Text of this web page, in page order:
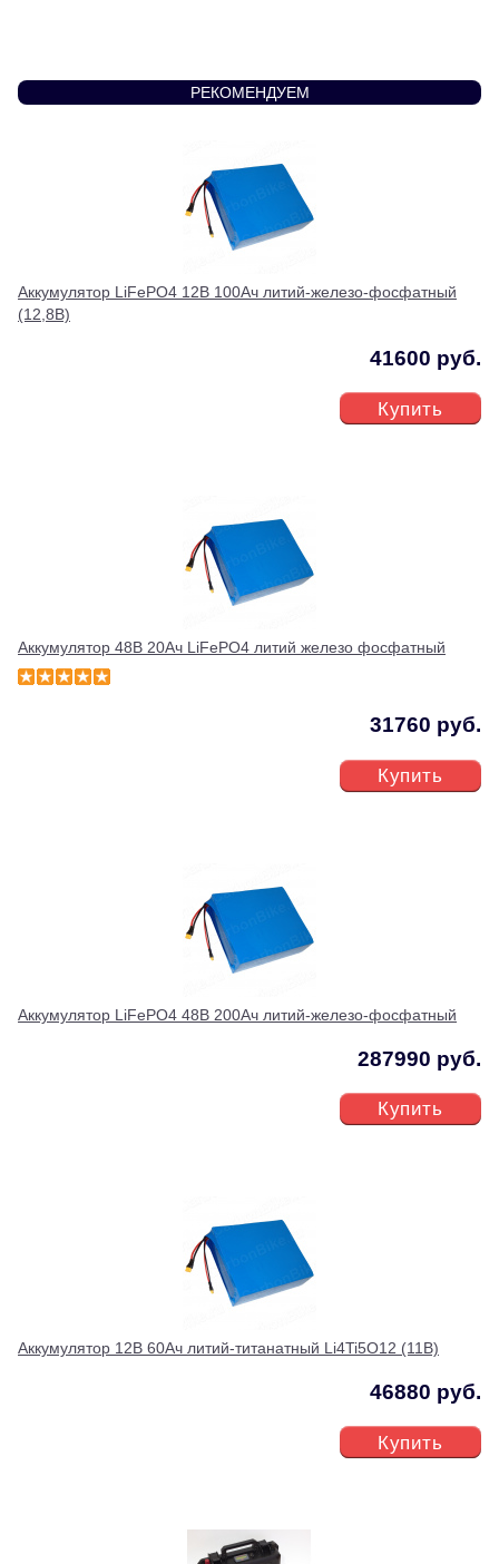
РЕКОМЕНДУЕМ
Аккумулятор LiFePO4 12В 100Ач литий-железо-фосфатный
(12,8В)
41600 руб.
Купить
Аккумулятор 48В 20Ач LiFePO4 литий железо фосфатный
31760 руб.
Купить
Аккумулятор LiFePO4 48В 200Ач литий-железо-фосфатный
287990 руб.
Купить
Аккумулятор 12В 60Ач литий-титанатный Li4Ti5O12 (11В)
46880 руб.
Купить